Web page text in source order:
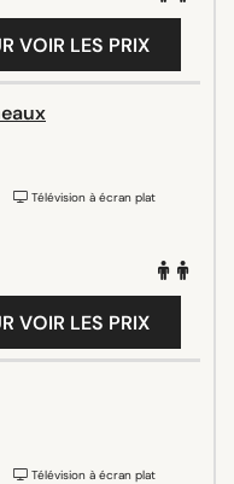
VOIR LES PRIX
Télévision à écran plat
VOIR LES PRIX
Télévision à écran plat